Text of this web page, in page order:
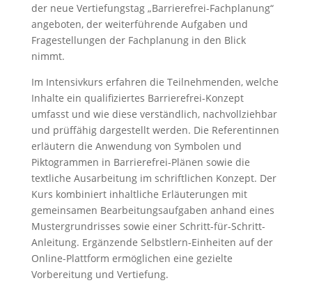
der neue Vertiefungstag „Barrierefrei-Fachplanung“
angeboten, der weiterführende Aufgaben und
Fragestellungen der Fachplanung in den Blick
nimmt.
Im Intensivkurs erfahren die Teilnehmenden, welche
Inhalte ein qualifiziertes Barrierefrei-Konzept
umfasst und wie diese verständlich, nachvollziehbar
und prüffähig dargestellt werden. Die Referentinnen
erläutern die Anwendung von Symbolen und
Piktogrammen in Barrierefrei-Plänen sowie die
textliche Ausarbeitung im schriftlichen Konzept. Der
Kurs kombiniert inhaltliche Erläuterungen mit
gemeinsamen Bearbeitungsaufgaben anhand eines
Mustergrundrisses sowie einer Schritt-für-Schritt-
Anleitung. Ergänzende Selbstlern-Einheiten auf der
Online-Plattform ermöglichen eine gezielte
Vorbereitung und Vertiefung.